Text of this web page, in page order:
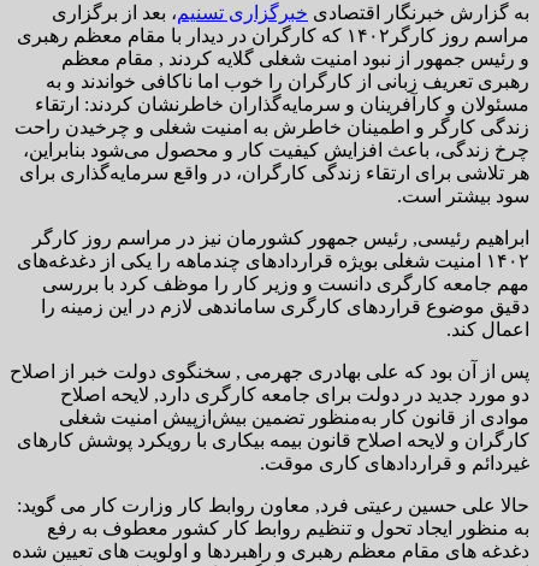
به گزارش خبرنگار اقتصادی خبرگزاری تسنیم، بعد از برگزاری
مراسم روز کارگر۱۴۰۲ که کارگران در دیدار با مقام معظم رهبری
و رئیس جمهور از نبود امنیت شغلی گلایه کردند , مقام معظم
رهبری تعریف زبانی از کارگران را خوب اما ناکافی خواندند و به
مسئولان و کارآفرینان و سرمایه‌گذاران خاطرنشان کردند: ارتقاء
زندگی کارگر و اطمینان خاطرش به امنیت شغلی و چرخیدن راحت
چرخ زندگی، باعث افزایش کیفیت کار و محصول می‌شود بنابراین،
هر تلاشی برای ارتقاء زندگی کارگران، در واقع سرمایه‌گذاری برای
سود بیشتر است.
ابراهیم رئیسی, رئیس جمهور کشورمان نیز در مراسم روز کارگر
۱۴۰۲ امنیت شغلی بویژه قراردادهای چندماهه را یکی از دغدغه‌های
مهم جامعه کارگری دانست و وزیر کار را موظف کرد با بررسی
دقیق موضوع قراردهای کارگری ساماندهی لازم در این زمینه را
اعمال کند.
پس از آن بود که علی بهادری جهرمی , سخنگوی دولت خبر از اصلاح
دو مورد جدید در دولت برای جامعه کارگری دارد, لایحه اصلاح
موادی از قانون کار به‌منظور تضمین بیش‌ازپیش امنیت شغلی
کارگران و لایحه اصلاح قانون بیمه بیکاری با رویکرد پوشش کارهای
غیردائم و قراردادهای کاری موقت.
حالا علی حسین رعیتی فرد, معاون روابط کار وزارت کار می گوید:
به منظور ایجاد تحول و تنظیم روابط کار کشور معطوف به رفع
دغدغه های مقام معظم رهبری و راهبردها و اولویت های تعیین شده